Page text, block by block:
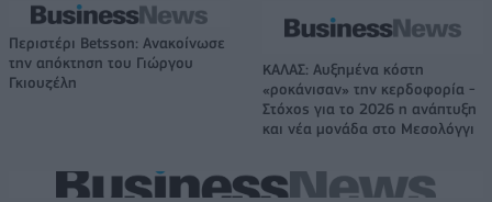
Περιστέρι Betsson: Ανακοίνωσε
την απόκτηση του Γιώργου
Γκιουζέλη
ΚΑΛΑΣ: Αυξημένα κόστη
«ροκάνισαν» την κερδοφορία -
Στόχος για το 2026 η ανάπτυξη
και νέα μονάδα στο Μεσολόγγι